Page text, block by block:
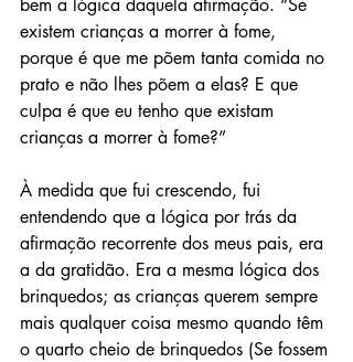
bem a lógica daquela afirmação. “Se
existem crianças a morrer à fome,
porque é que me põem tanta comida no
prato e não lhes põem a elas? E que
culpa é que eu tenho que existam
crianças a morrer à fome?”
À medida que fui crescendo, fui
entendendo que a lógica por trás da
afirmação recorrente dos meus pais, era
a da gratidão. Era a mesma lógica dos
brinquedos; as crianças querem sempre
mais qualquer coisa mesmo quando têm
o quarto cheio de brinquedos (Se fossem